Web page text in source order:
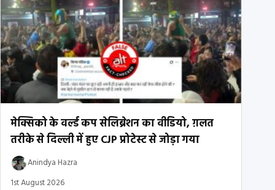
मेक्सिको के वर्ल्ड कप सेलिब्रेशन का वीडियो, ग़लत
तरीके से दिल्ली में हुए CJP प्रोटेस्ट से जोड़ा गया
Anindya Hazra
1st August 2026